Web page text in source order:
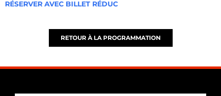
RÉSERVER AVEC BILLET RÉDUC
RETOUR À LA PROGRAMMATION